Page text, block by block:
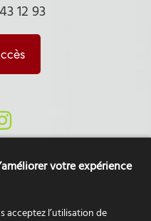
12 93
votre expérience
acceptez l’utilisation de